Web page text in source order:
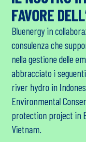
FAVORE
Bluenergy in
consulenza che
nella gestione delle
abbracciato i
river hydro in
Environmental
protection project in
Vietnam.